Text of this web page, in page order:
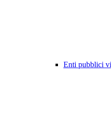
Enti pubblici